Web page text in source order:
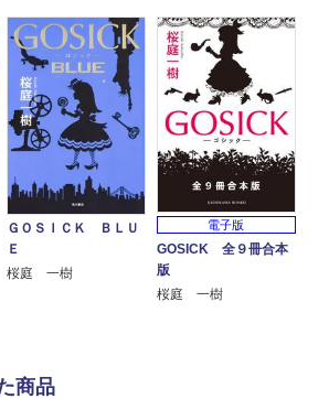
ＧＯＳＩＣＫ ＢＬＵ
Ｅ
桜庭 一樹
電子版
GOSICK 全９冊合本
版
桜庭 一樹
商品